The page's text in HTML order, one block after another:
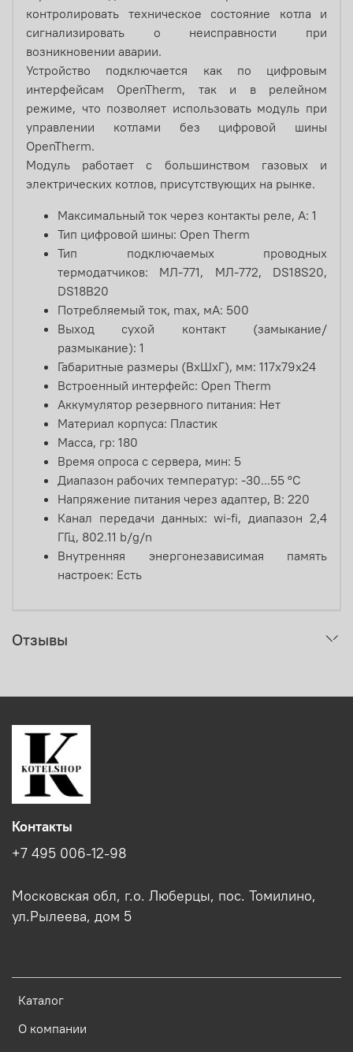
контролировать техническое состояние котла и
сигнализировать о неисправности при
возникновении аварии.
Устройство подключается как по цифровым
интерфейсам OpenTherm, так и в релейном
режиме, что позволяет использовать модуль при
управлении котлами без цифровой шины
OpenTherm.
Модуль работает с большинством газовых и
электрических котлов, присутствующих на рынке.
Максимальный ток через контакты реле, А: 1
Тип цифровой шины: Open Therm
Тип подключаемых проводных
термодатчиков: МЛ-771, МЛ-772, DS18S20,
DS18B20
Потребляемый ток, max, мА: 500
Выход сухой контакт (замыкание/
размыкание): 1
Габаритные размеры (ВхШхГ), мм: 117х79х24
Встроенный интерфейс: Open Therm
Аккумулятор резервного питания: Нет
Материал корпуса: Пластик
Масса, гр: 180
Время опроса с сервера, мин: 5
Диапазон рабочих температур: -30...55 °С
Напряжение питания через адаптер, В: 220
Канал передачи данных: wi-fi, диапазон 2,4
ГГц, 802.11 b/g/n
Внутренняя энергонезависимая память
настроек: Есть
Отзывы
Каталог
О компании
Контакты
+7 495 006-12-98
Московская обл, г.о. Люберцы, пос. Томилино,
ул.Рылеева, дом 5